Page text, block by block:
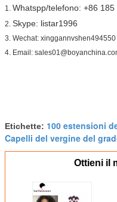
1. Whatspp/telefono: +86 185
2. Skype: listar1996
3. Wechat: xinggannvshen494550
4. Email:
Etichette: 100 estensioni
Capelli del vergine del
Ottieni il